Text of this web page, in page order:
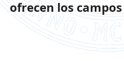
ofrecen los